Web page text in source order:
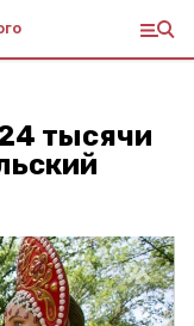
тысячи